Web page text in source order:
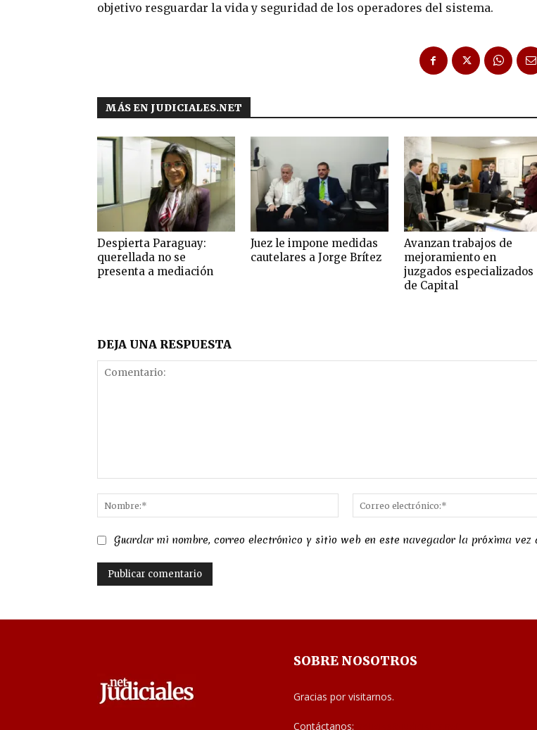
objetivo resguardar la vida y seguridad de los operadores del sistema.
MÁS EN JUDICIALES.NET
Despierta Paraguay:
querellada no se
presenta a mediación
Juez le impone medidas
cautelares a Jorge Brítez
Avanzan trabajos de
mejoramiento en
juzgados especializados
de Capital
DEJA UNA RESPUESTA
Nombre:*
Guardar mi nombre, correo electrónico y sitio web en este navegador la próxima vez
SOBRE NOSOTROS
Gracias por visitarnos.
Contáctanos: